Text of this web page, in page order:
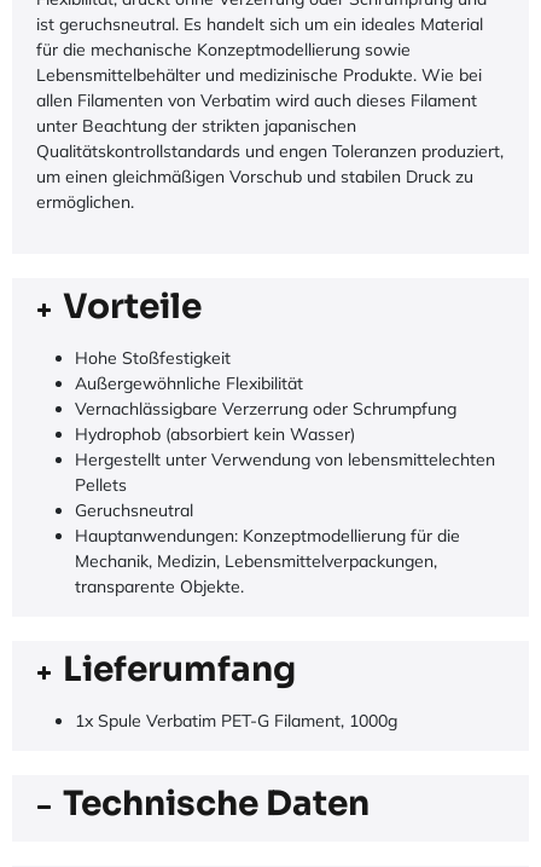
ist geruchsneutral. Es handelt sich um ein ideales Material
für die mechanische Konzeptmodellierung sowie
Lebensmittelbehälter und medizinische Produkte. Wie bei
allen Filamenten von Verbatim wird auch dieses Filament
unter Beachtung der strikten japanischen
Qualitätskontrollstandards und engen Toleranzen produziert,
um einen gleichmäßigen Vorschub und stabilen Druck zu
ermöglichen.
Vorteile
Hohe Stoßfestigkeit
Außergewöhnliche Flexibilität
Vernachlässigbare Verzerrung oder Schrumpfung
Hydrophob (absorbiert kein Wasser)
Hergestellt unter Verwendung von lebensmittelechten
Pellets
Geruchsneutral
Hauptanwendungen: Konzeptmodellierung für die
Mechanik, Medizin, Lebensmittelverpackungen,
transparente Objekte.
Lieferumfang
1x Spule Verbatim PET-G Filament, 1000g
Technische Daten